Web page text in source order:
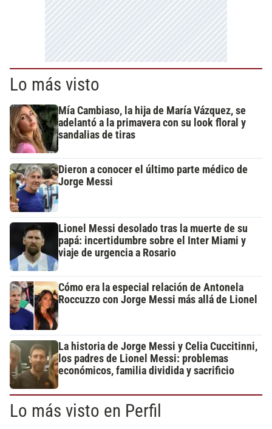
Lo más visto
Mía Cambiaso, la hija de María Vázquez, se
adelantó a la primavera con su look floral y
sandalias de tiras
Dieron a conocer el último parte médico de
Jorge Messi
Lionel Messi desolado tras la muerte de su
papá: incertidumbre sobre el Inter Miami y
viaje de urgencia a Rosario
Cómo era la especial relación de Antonela
Roccuzzo con Jorge Messi más allá de Lionel
La historia de Jorge Messi y Celia Cuccitinni,
los padres de Lionel Messi: problemas
económicos, familia dividida y sacrificio
Lo más visto en Perfil